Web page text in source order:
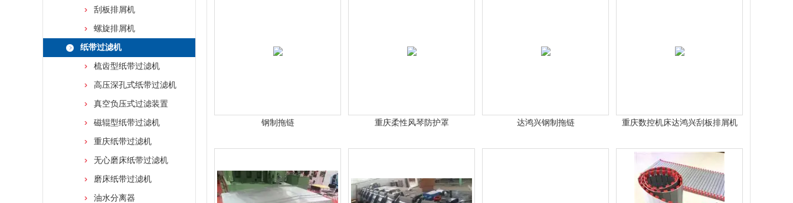
刮板排屑机
螺旋排屑机
纸带过滤机
梳齿型纸带过滤机
高压深孔式纸带过滤机
真空负压式过滤装置
磁辊型纸带过滤机
重庆纸带过滤机
无心磨床纸带过滤机
磨床纸带过滤机
油水分离器
钢制拖链 重庆柔性风琴防护罩 达鸿兴钢制拖链 重庆数控机床达鸿兴刮板排屑机